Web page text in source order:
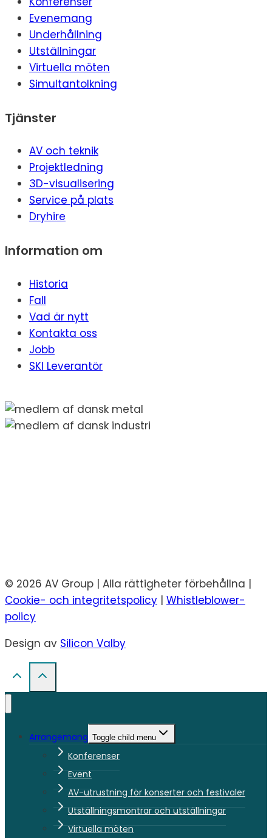
Evenemang
Underhållning
Utställningar
Virtuella möten
Simultantolkning
Tjänster
AV och teknik
Projektledning
3D-visualisering
Service på plats
Dryhire
Information om
Historia
Fall
Vad är nytt
Kontakta oss
Jobb
SKI Leverantör
© 2026 AV Group | Alla rättigheter förbehållna |
Cookie- och integritetspolicy | Whistleblower-
policy
Design av Silicon Valby
Arrangemang Toggle child menu
Konferenser
Event
AV-utrustning för konserter och festivaler
Utställningsmontrar och utställningar
Virtuella möten